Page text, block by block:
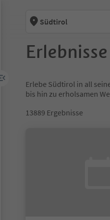
menu link
Südtirol
Erlebe Südtirol in all
bis hin zu erholsamen
13889 Ergebnisse